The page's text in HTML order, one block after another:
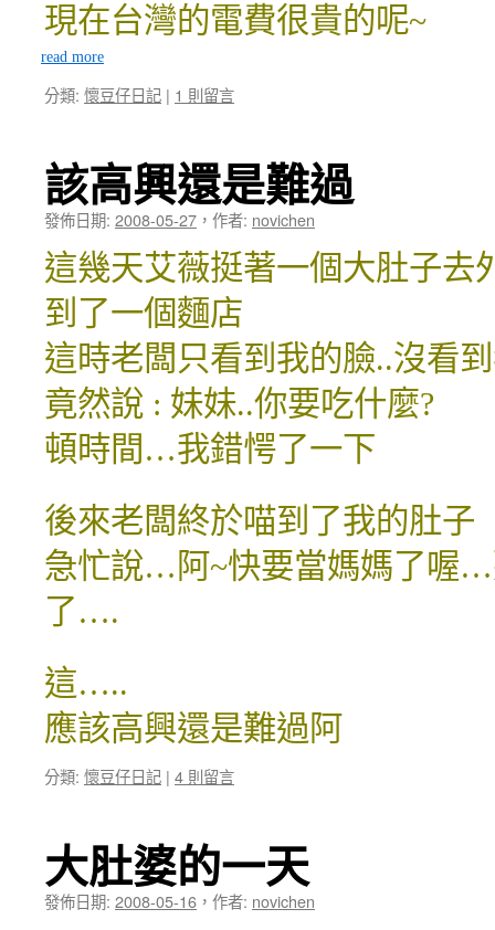
現在台灣的電費很貴的呢~
read more
分類: 懷豆仔日記 | 1 則留言
該高興還是難過
發佈日期: 2008-05-27 ， 作者: novichen
這幾天艾薇挺著一個大肚子去
到了一個麵店
這時老闆只看到我的臉..沒看
竟然說 : 妹妹..你要吃什麼?
頓時間…我錯愕了一下
後來老闆終於喵到了我的肚子
急忙說…阿~快要當媽媽了喔
了….
這…..
應該高興還是難過阿
分類: 懷豆仔日記 | 4 則留言
大肚婆的一天
發佈日期: 2008-05-16 ， 作者: novichen